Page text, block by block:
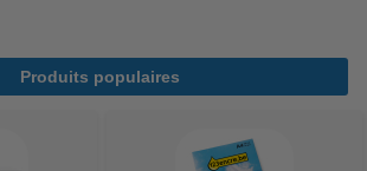
Produits populaires